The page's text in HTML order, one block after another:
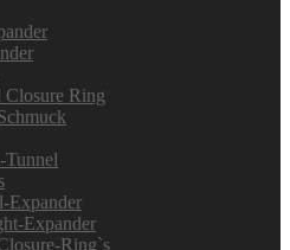
Closure Ring
Tunnel
Expander
Expander
Ring`s